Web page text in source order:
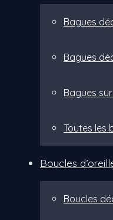
Bagues
Bagues
Bagues
Toutes les
Boucles
Boucles